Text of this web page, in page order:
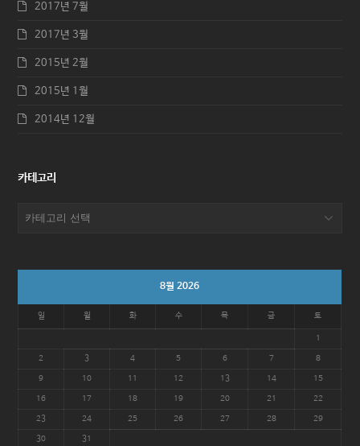
2017년 7월
2017년 3월
2015년 2월
2015년 1월
2014년 12월
카테고리
8월 2026
일 월 화 수 목 금 토
1
2 3 4 5 6 7 8
9 10 11 12 13 14 15
16 17 18 19 20 21 22
23 24 25 26 27 28 29
30 31